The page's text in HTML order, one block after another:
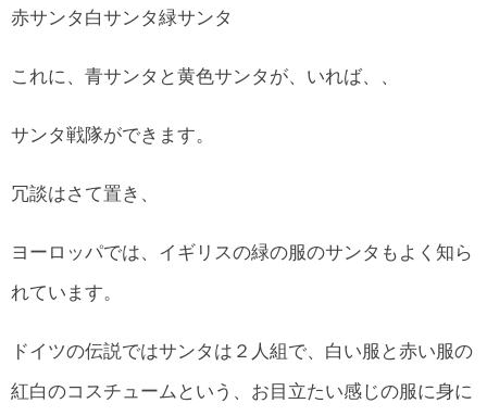
赤サンタ白サンタ緑サンタ
これに、青サンタと黄色サンタが、いれば、、
サンタ戦隊ができます。
冗談はさて置き、
ヨーロッパでは、イギリスの緑の服のサンタもよく知ら
れています。
ドイツの伝説ではサンタは２人組で、白い服と赤い服の
紅白のコスチュームという、お目立たい感じの服に身に